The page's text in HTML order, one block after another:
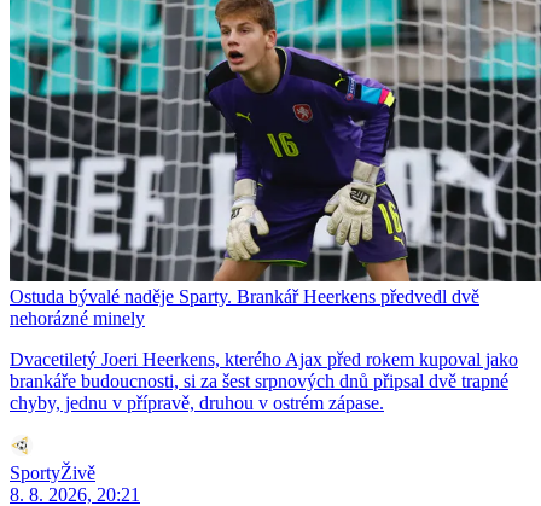
Ostuda bývalé naděje Sparty. Brankář Heerkens předvedl dvě
nehorázné minely
Dvacetiletý Joeri Heerkens, kterého Ajax před rokem kupoval jako
brankáře budoucnosti, si za šest srpnových dnů připsal dvě trapné
chyby, jednu v přípravě, druhou v ostrém zápase.
SportyŽivě
8. 8. 2026, 20:21